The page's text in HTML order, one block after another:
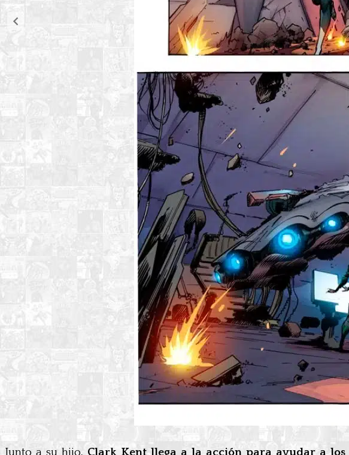
Junto a su hijo, Clark Kent llega a la acción para ayudar a los